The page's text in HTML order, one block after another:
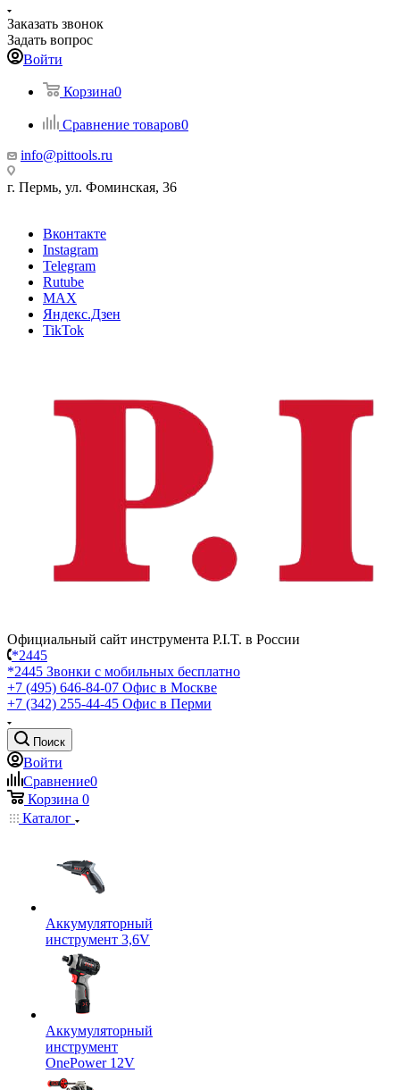
Заказать звонок
Задать вопрос
Войти
Корзина0
Сравнение товаров0
info@pittools.ru
г. Пермь, ул. Фоминская, 36
Вконтакте
Instagram
Telegram
Rutube
MAX
Яндекс.Дзен
TikTok
Официальный сайт инструмента P.I.T. в России
*2445
*2445 Звонки с мобильных бесплатно
+7 (495) 646-84-07 Офис в Москве
+7 (342) 255-44-45 Офис в Перми
Поиск
Войти
Сравнение0
Корзина 0
Каталог
Аккумуляторный
инструмент 3,6V
Аккумуляторный
инструмент
OnePower 12V